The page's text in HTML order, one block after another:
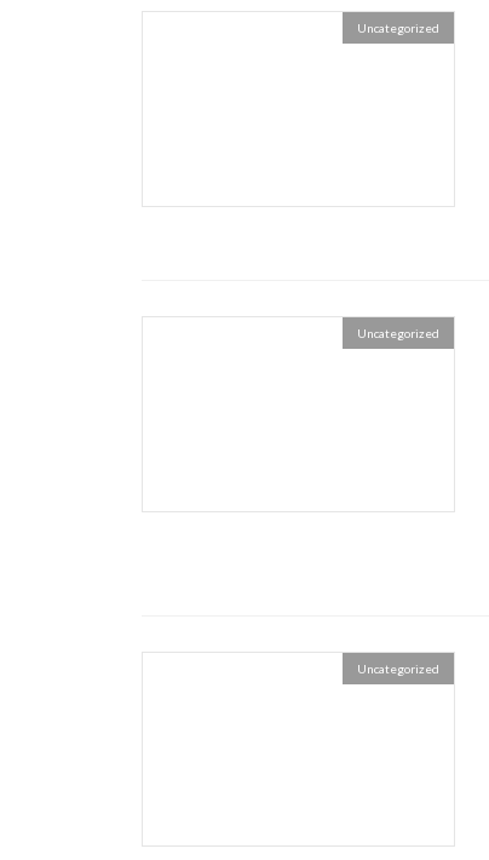
Uncategorized
Uncategorized
Uncategorized